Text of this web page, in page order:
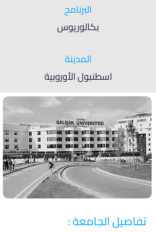
البرنامج
بكالوريوس
المدينة
اسطنبول الأوروبية
تفاصيل الجامعة :